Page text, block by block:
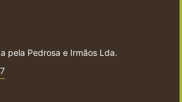
pela Pedrosa e Irmãos Lda.